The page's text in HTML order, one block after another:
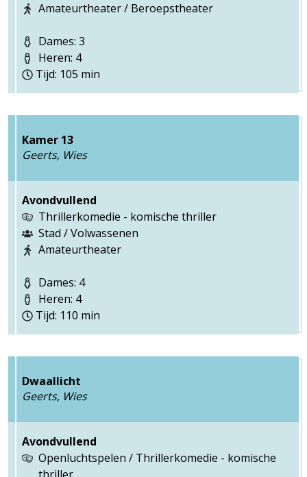
Amateurtheater / Beroepstheater
Dames: 3
Heren: 4
Tijd: 105 min
Kamer 13
Geerts, Wies
Avondvullend
Thrillerkomedie - komische thriller
Stad / Volwassenen
Amateurtheater
Dames: 4
Heren: 4
Tijd: 110 min
Dwaallicht
Geerts, Wies
Avondvullend
Openluchtspelen / Thrillerkomedie - komische